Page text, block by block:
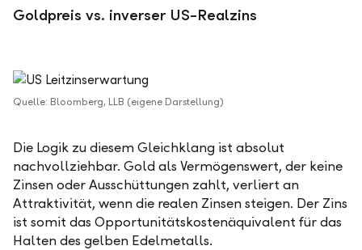
Goldpreis vs. inverser US-Realzins
Quelle: Bloomberg, LLB (eigene Darstellung)
Die Logik zu diesem Gleichklang ist absolut
nachvollziehbar. Gold als Vermögenswert, der keine
Zinsen oder Ausschüttungen zahlt, verliert an
Attraktivität, wenn die realen Zinsen steigen. Der Zins
ist somit das Opportunitätskostenäquivalent für das
Halten des gelben Edelmetalls.